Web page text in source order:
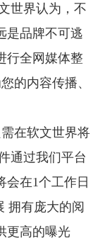
世界认为，不
是品牌不可逃
行全网媒体整
的内容传播、
在软文世界将
通过我们平台
会在1个工作日
拥有庞大的阅
更高的曝光